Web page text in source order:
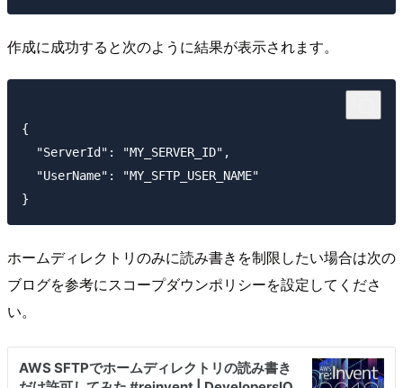
作成に成功すると次のように結果が表示されます。
{
  "ServerId": "MY_SERVER_ID",
  "UserName": "MY_SFTP_USER_NAME"
ホームディレクトリのみに読み書きを制限したい場合は次の
ブログを参考にスコープダウンポリシーを設定してくださ
い。